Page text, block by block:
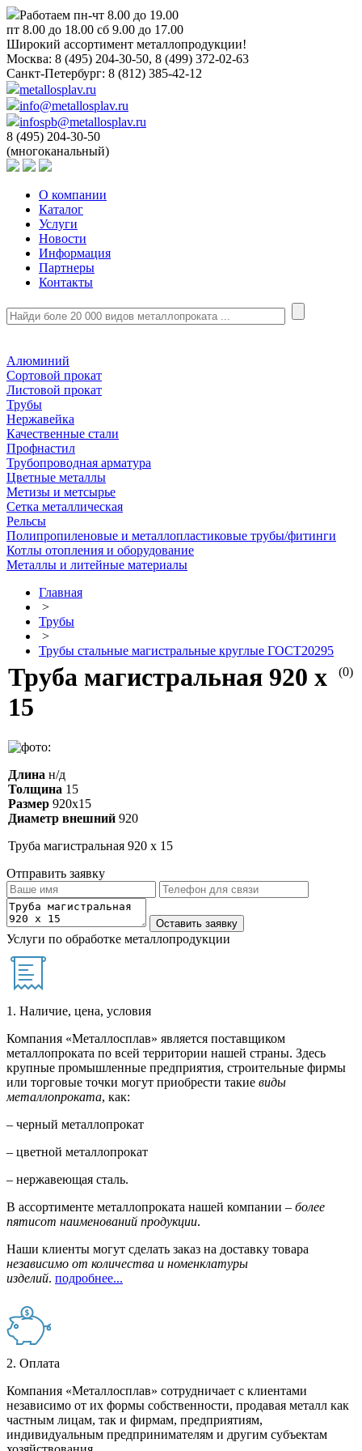
Работаем пн-чт 8.00 до 19.00
пт 8.00 до 18.00 сб 9.00 до 17.00
Широкий ассортимент металлопродукции!
Москва: 8 (495) 204-30-50, 8 (499) 372-02-63
Санкт-Петербург: 8 (812) 385-42-12
metallosplav.ru
info@metallosplav.ru
infospb@metallosplav.ru
8 (495) 204-30-50
(многоканальный)
О компании
Каталог
Услуги
Новости
Информация
Партнеры
Контакты
Алюминий
Сортовой прокат
Листовой прокат
Трубы
Нержавейка
Качественные стали
Профнастил
Трубопроводная арматура
Цветные металлы
Метизы и метсырье
Сетка металлическая
Рельсы
Полипропиленовые и металлопластиковые трубы/фитинги
Котлы отопления и оборудование
Металлы и литейные материалы
Главная
>
Трубы
>
Трубы стальные магистральные круглые ГОСТ20295
(0)
Труба магистральная 920 х
15
Длина н/д
Толщина 15
Размер 920х15
Диаметр внешний 920
Труба магистральная 920 х 15
Отправить заявку
Услуги по обработке металлопродукции
1. Наличие, цена, условия
Компания «Металлосплав» является поставщиком
металлопроката по всей территории нашей страны. Здесь
крупные промышленные предприятия, строительные фирмы
или торговые точки могут приобрести такие виды
металлопроката, как:
– черный металлопрокат
– цветной металлопрокат
– нержавеющая сталь.
В ассортименте металлопроката нашей компании – более
пятисот наименований продукции.
Наши клиенты могут сделать заказ на доставку товара
независимо от количества и номенклатуры
изделий. подробнее...
2. Оплата
Компания «Металлосплав» сотрудничает с клиентами
независимо от их формы собственности, продавая металл как
частным лицам, так и фирмам, предприятиям,
индивидуальным предпринимателям и другим субъектам